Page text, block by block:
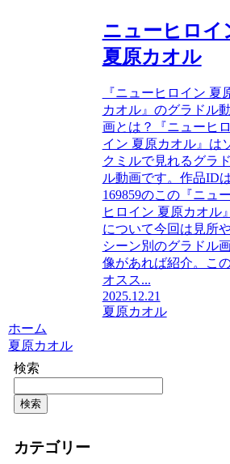
ニューヒロイ
夏原カオル
『ニューヒロイン 夏
カオル』のグラドル動
画とは？『ニューヒロ
イン 夏原カオル』は
クミルで見れるグラド
ル動画です。作品ID
169859のこの『ニュー
ヒロイン 夏原カオル』
について今回は見所
シーン別のグラドル画
像があれば紹介。こ
オスス...
2025.12.21
夏原カオル
ホーム
夏原カオル
検索
検索
カテゴリー